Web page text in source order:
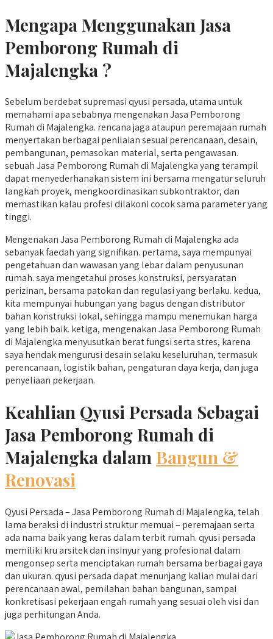
Mengapa Menggunakan Jasa
Pemborong Rumah di
Majalengka ?
Sebelum berdebat supremasi qyusi persada, utama untuk
memahami apa sebabnya mengenakan Jasa Pemborong
Rumah di Majalengka. rencana jaga ataupun peremajaan rumah
menyertakan berbagai penilaian sesuai perencanaan, desain,
pembangunan, pemasokan material, serta pengawasan.
sebuah Jasa Pemborong Rumah di Majalengka yang terampil
dapat menyederhanakan sistem ini bersama mengatur seluruh
langkah proyek, mengkoordinasikan subkontraktor, dan
memastikan kalau profesi dilakoni cocok sama parameter yang
tinggi.
Mengenakan Jasa Pemborong Rumah di Majalengka ada
sebanyak faedah yang signifikan. pertama, saya mempunyai
pengetahuan dan wawasan yang lebar dalam penyusunan
rumah. saya mengetahui proses konstruksi, persyaratan
perizinan, bersama patokan dan regulasi yang berlaku. kedua,
kita mempunyai hubungan yang bagus dengan distributor
bahan konstruksi lokal, sehingga mampu menemukan harga
yang lebih baik. ketiga, mengenakan Jasa Pemborong Rumah
di Majalengka menyusutkan berat fungsi serta stres, karena
saya hendak mengurusi desain selaku keseluruhan, termasuk
perencanaan, logistik bahan, pengaturan daya kerja, dan juga
penyeliaan pekerjaan.
Keahlian Qyusi Persada Sebagai
Jasa Pemborong Rumah di
Majalengka dalam Bangun &
Renovasi
Qyusi Persada – Jasa Pemborong Rumah di Majalengka, telah
lama beraksi di industri struktur memuai – peremajaan serta
ada nama baik yang keras dalam terbit rumah. qyusi persada
memiliki kru arsitek dan insinyur yang profesional dalam
mengonsep serta menciptakan rumah bersama berbagai gaya
dan ukuran. qyusi persada dapat menunjang kalian mulai dari
perencanaan awal, pemilahan bahan bangunan, sampai
konkretisasi pekerjaan engah rumah yang sesuai oleh visi dan
juga perhitungan Anda.